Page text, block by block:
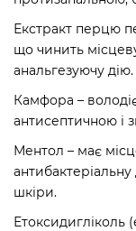
Екстракт перцю
що чинить
анальгезуючу дію.
Камфора –
антисептичною і
Ментол – має
шкіри.
Етоксидигліколь